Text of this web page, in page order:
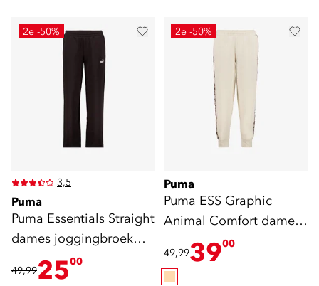
2e -50%
3,5
Puma
Puma Essentials Straight
dames joggingbroek
zwart
49,992500
2e -50%
Puma
Puma ESS Graphic
Animal Comfort dames
joggingbroek beige
49,993900